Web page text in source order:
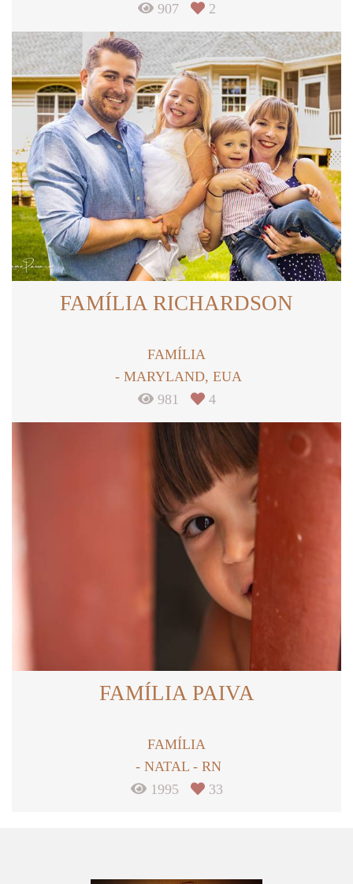
907
2
FAMÍLIA RICHARDSON
FAMÍLIA
MARYLAND, EUA
981
4
FAMÍLIA PAIVA
FAMÍLIA
NATAL - RN
1995
33